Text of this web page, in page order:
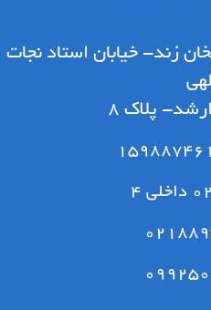
زند- خیابان استاد نجات
پلاک 8